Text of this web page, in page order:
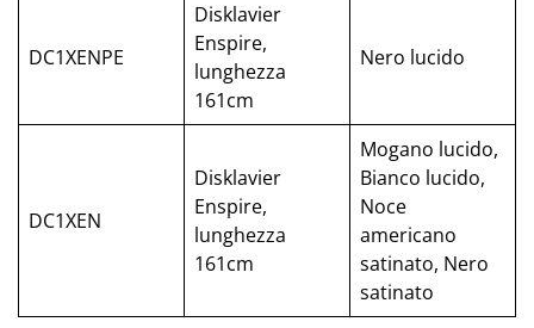
DC1XENPE
Disklavier
Enspire,
lunghezza
161cm
Nero lucido
DC1XEN
Disklavier
Enspire,
lunghezza
161cm
Mogano lucido,
Bianco lucido,
Noce
americano
satinato, Nero
satinato